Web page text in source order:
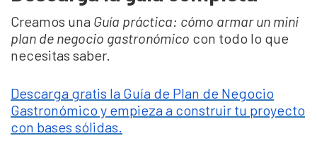
Creamos una Guía práctica: cómo armar un mini
plan de negocio gastronómico con todo lo que
necesitas saber.
Descarga gratis la Guía de Plan de Negocio
Gastronómico y empieza a construir tu proyecto
con bases sólidas.